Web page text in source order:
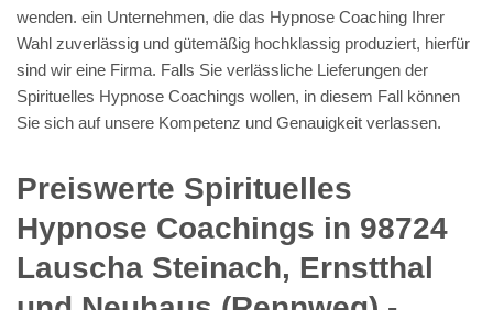
wenden. ein Unternehmen, die das Hypnose Coaching Ihrer
Wahl zuverlässig und gütemäßig hochklassig produziert, hierfür
sind wir eine Firma. Falls Sie verlässliche Lieferungen der
Spirituelles Hypnose Coachings wollen, in diesem Fall können
Sie sich auf unsere Kompetenz und Genauigkeit verlassen.
Preiswerte Spirituelles
Hypnose Coachings in 98724
Lauscha Steinach, Ernstthal